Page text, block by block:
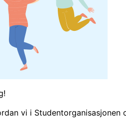
vi i Studentorganisasjonen